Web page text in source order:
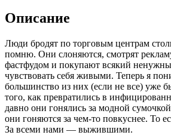
Описание
Люди бродят по торговым центрам
помню. Они слоняются, смотрят
фастфудом и покупают всякий
чувствовать себя живыми. Теперь я
большинство из них (если не все) уже
того, как превратились в
давно они гонялись за модной
они гоняются за чем-то повкуснее. То
За всеми нами — выжившими.